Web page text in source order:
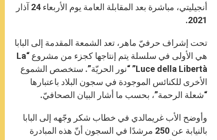
أنجيليتي، مباشرة بعد المقابلة العامة يوم الأربعاء 24 آذار
2021.
تحت إشراف حرفيّ ماهر، تعد الشمعة المقدمة إلى البابا
هي الأولى في سلسلة يتم إنتاجها كجزء من مشروع “La
Luce della Libertà” “نور الحريّة”. ستخصص الشموع
الأخرى للكنائس الموجودة في سجون البلاد باعتبارها
“شعلة الرحمة”، بحسب ما أشار البيان الصحافيّ.
وأوضح الأب غريمالدي في خطاب شكر وجّهه إلى البابا
بالنيابة عن 250 مرشدًا في السجون أنّ هذه المبادرة